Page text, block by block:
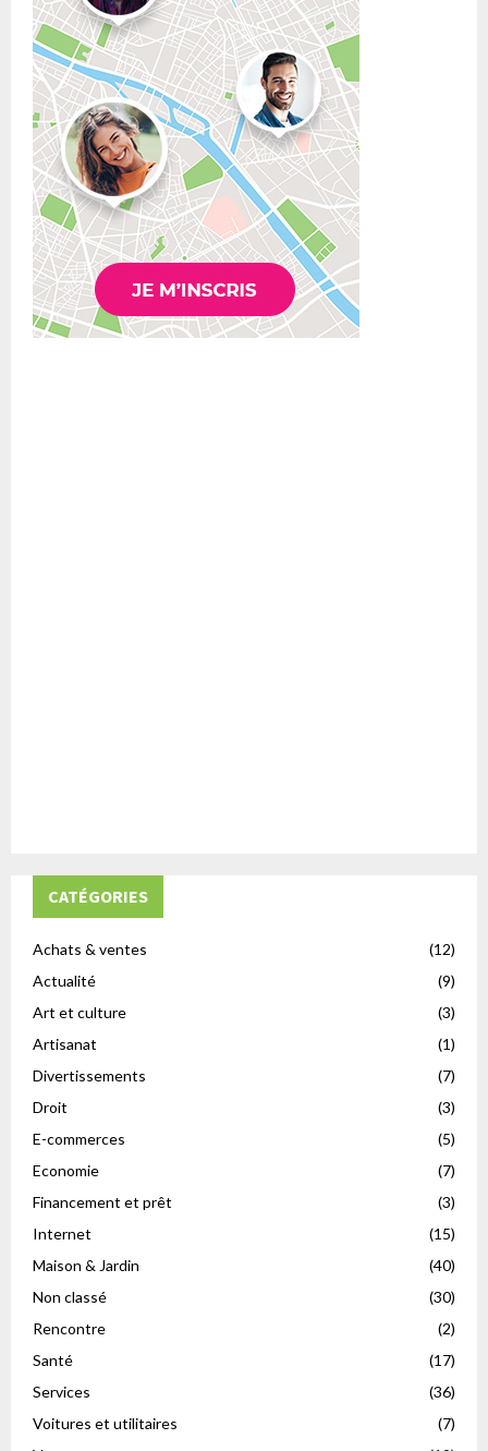
CATÉGORIES
Achats & ventes
(12)
Actualité
(9)
Art et culture
(3)
Artisanat
(1)
Divertissements
(7)
Droit
(3)
E-commerces
(5)
Economie
(7)
Financement et prêt
(3)
Internet
(15)
Maison & Jardin
(40)
Non classé
(30)
Rencontre
(2)
Santé
(17)
Services
(36)
Voitures et utilitaires
(7)